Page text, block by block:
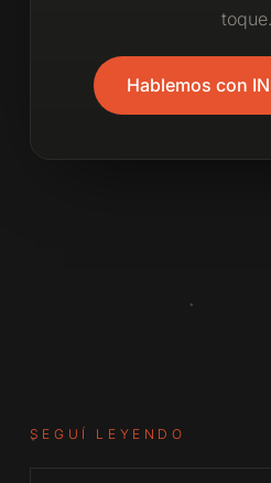
toque.
Hablemos con
SEGUÍ LEYENDO